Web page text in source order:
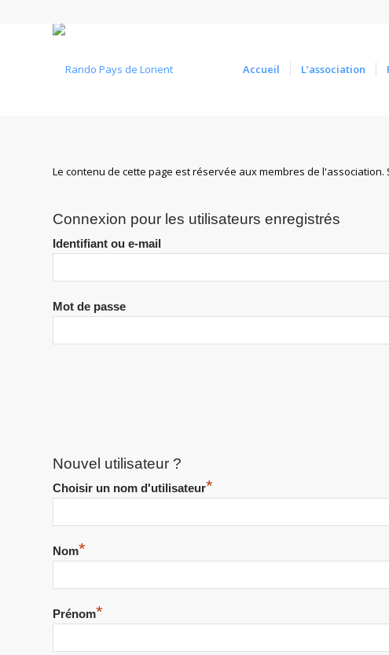
Accueil L’association
Le contenu de cette page est réservée aux membres de
Connexion pour les utilisateurs enregistrés
Identifiant ou e-mail
Mot de passe
Nouvel utilisateur ?
Choisir un nom d'utilisateur*
Nom*
Prénom*